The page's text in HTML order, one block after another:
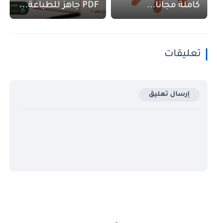
كاملة مجانا...
PDF جاهز للطباعة...
تعليقات
إرسال تعليق